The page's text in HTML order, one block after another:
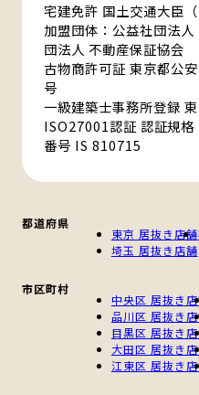
宅建免許 国土交通大臣
加盟団体：公益社団法
団法人 不動産保証協会
古物商許可証 東京都公
号
一級建築士事務所登録
ISO27001認証 認証規
番号 IS 810715
都道府県
東京 居抜き店舗
埼玉 居抜き店舗
市区町村
中央区 居抜き
品川区 居抜き
目黒区 居抜き
大田区 居抜き
江東区 居抜き